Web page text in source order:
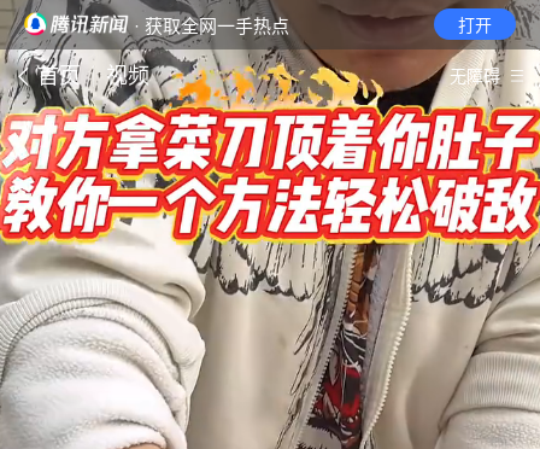
· 获取全网一手热点 打开
首页 视频 无障碍